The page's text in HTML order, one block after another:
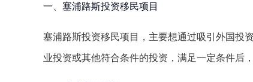
一、 塞浦路斯投资移民项目
塞浦路斯投资移民项目，主要想通过吸引外国投
业投资或其他符合条件的投资，满足一定条件后